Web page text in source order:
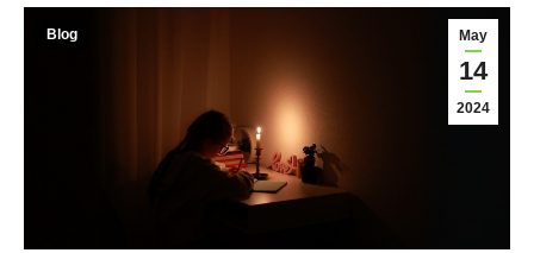
May
14
2024
Blog